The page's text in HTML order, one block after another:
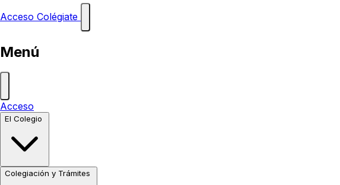
Acceso Colégiate
Menú
Acceso
El Colegio
Colegiación y Trámites